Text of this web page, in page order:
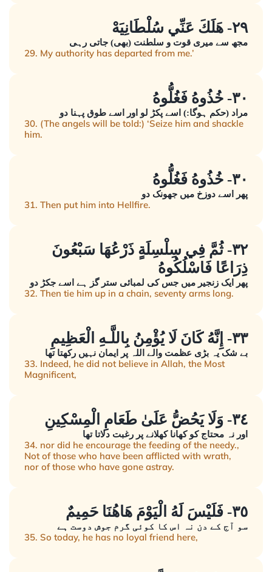
٢٩- هَلَكَ عَنِّي سُلْطَانِيَهْ
مجھ سے میری قوت و سلطنت (بھی) جاتی رہی
29. My authority has departed from me.’
٣٠- خُذُوهُ فَغُلُّوهُ
مراد (حکم ہوگا:) اسے پکڑ لو اور اسے طوق پہنا دو
30. (The angels will be told:) ‘Seize him and shackle
him.
٣٠- خُذُوهُ فَغُلُّوهُ
پھر اسے دوزخ میں جھونک دو
31. Then put him into Hellfire.
٣٢- ثُمَّ فِي سِلْسِلَةٍ ذَرْعُهَا سَبْعُونَ
ذِرَاعًا فَاسْلُكُوهُ
پھر ایک زنجیر میں جس کی لمبائی ستر گز ہے اسے جکڑ دو
32. Then tie him up in a chain, seventy arms long.
٣٣- إِنَّهُ كَانَ لَا يُؤْمِنُ بِاللَّـهِ الْعَظِيمِ
بے شک یہ بڑی عظمت والے اللہ پر ایمان نہیں رکھتا تھا
33. Indeed, he did not believe in Allah, the Most
Magnificent,
٣٤- وَلَا يَحُضُّ عَلَىٰ طَعَامِ الْمِسْكِينِ
اور نہ محتاج کو کھانا کھلانے پر رغبت دلاتا تھا
34. nor did he encourage the feeding of the needy.,
Not of those who have been afflicted with wrath,
nor of those who have gone astray.
٣٥- فَلَيْسَ لَهُ الْيَوْمَ هَاهُنَا حَمِيمٌ
سو آج کے دن نہ اس کا کوئی گرم جوش دوست ہے
35. So today, he has no loyal friend here,